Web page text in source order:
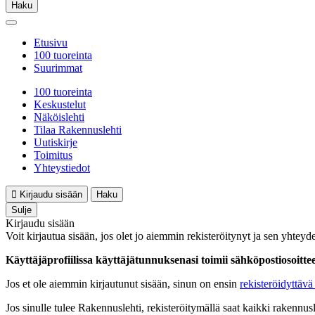
Haku
Etusivu
100 tuoreinta
Suurimmat
100 tuoreinta
Keskustelut
Näköislehti
Tilaa Rakennuslehti
Uutiskirje
Toimitus
Yhteystiedot
Kirjaudu sisään
Haku
Sulje
Kirjaudu sisään
Voit kirjautua sisään, jos olet jo aiemmin rekisteröitynyt ja sen
Käyttäjäprofiilissa käyttäjätunnuksenasi toimii
Jos et ole aiemmin kirjautunut sisään, sinun on ensin rekisteröidyttävä
Jos sinulle tulee Rakennuslehti, rekisteröitymällä saat kaikki